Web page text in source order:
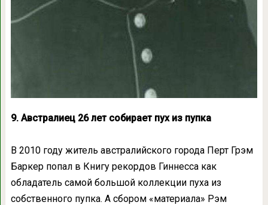
9. Австралиец 26 лет собирает пух из пупка
В 2010 году житель австралийского города Перт Грэм
Баркер попал в Книгу рекордов Гиннесса как
обладатель самой большой коллекции пуха из
собственного пупка. А сбором «материала» Рэм